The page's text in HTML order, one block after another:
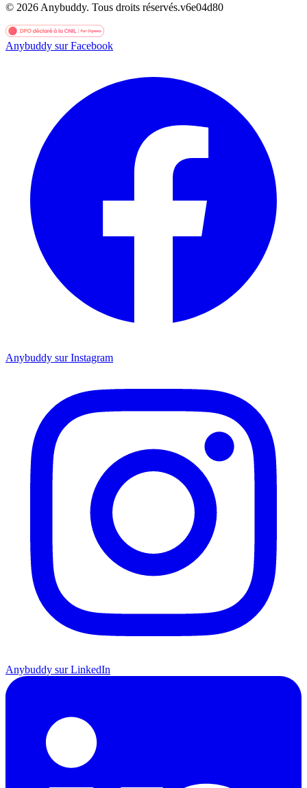
© 2026 Anybuddy. Tous droits réservés.v6e04d80
Anybuddy sur Facebook
Anybuddy sur Instagram
Anybuddy sur LinkedIn